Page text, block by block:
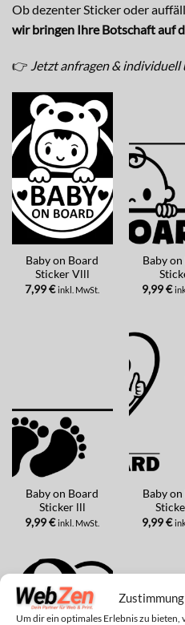
Um dir ein optimales Erlebnis zu
Ob dezenter Sticker oder
wir bringen Ihre Botschaft auf
👉 Jetzt anfragen & individuell
Baby on Board
Sticker Vlll
7,99€ inkl. MwSt.
Baby
9,99€
Baby on Board
Sticker lll
9,99€ inkl. MwSt.
Baby
9,99€